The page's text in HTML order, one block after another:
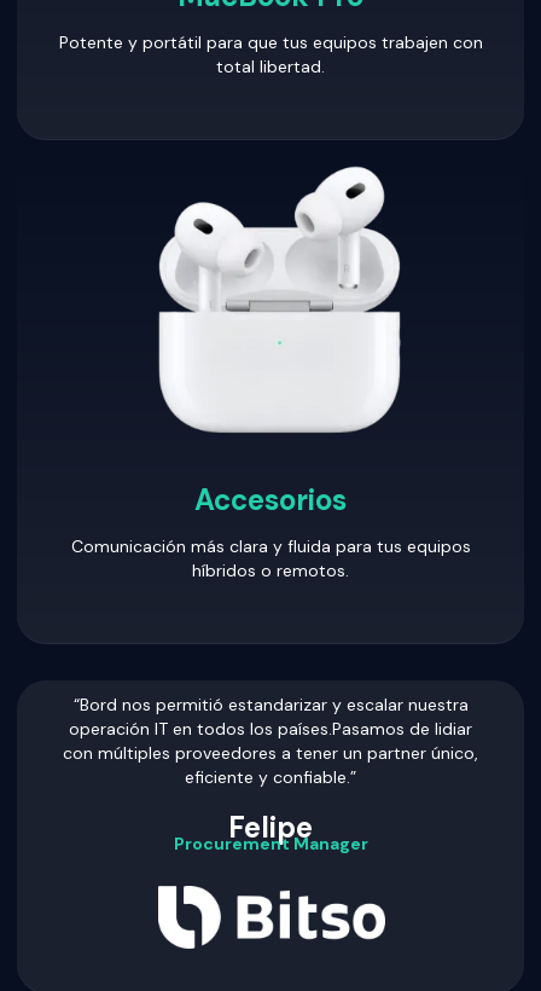
Potente y portátil para que tus equipos trabajen con
total libertad.
Accesorios
Comunicación más clara y fluida para tus equipos
híbridos o remotos.
“Bord nos permitió estandarizar y escalar nuestra
operación IT en todos los países.Pasamos de lidiar
con múltiples proveedores a tener un partner único,
eficiente y confiable.”
Felipe
Procurement Manager